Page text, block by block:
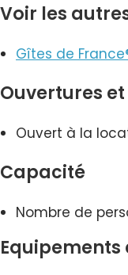
Voir les
Gîtes de
Ouvertures
Ouvert à la
Capacité
Nombre de
Equipements